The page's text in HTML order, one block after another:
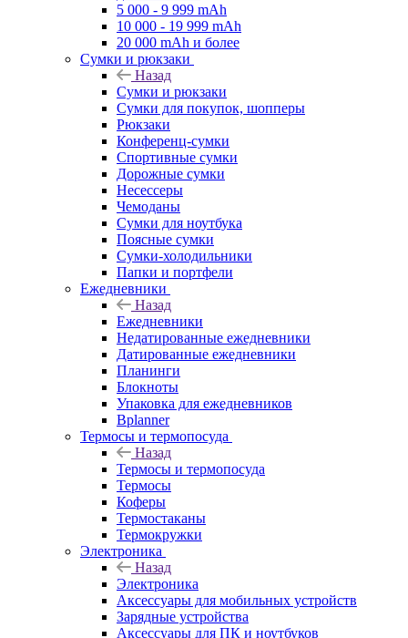
5 000 - 9 999 mAh
10 000 - 19 999 mAh
20 000 mAh и более
Сумки и рюкзаки
Назад
Сумки и рюкзаки
Сумки для покупок, шопперы
Рюкзаки
Конференц-сумки
Спортивные сумки
Дорожные сумки
Несессеры
Чемоданы
Сумки для ноутбука
Поясные сумки
Сумки-холодильники
Папки и портфели
Ежедневники
Назад
Ежедневники
Недатированные ежедневники
Датированные ежедневники
Планинги
Блокноты
Упаковка для ежедневников
Bplanner
Термосы и термопосуда
Назад
Термосы и термопосуда
Термосы
Коферы
Термостаканы
Термокружки
Электроника
Назад
Электроника
Аксессуары для мобильных устройств
Зарядные устройства
Аксессуары для ПК и ноутбуков